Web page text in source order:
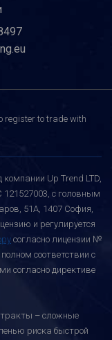
register to trade with
Up Trend LTD,
121527003, с головным
51A, 1407 София,
и регулируется
согласно лицензии №
соответствии с
согласно директиве
– сложные
риска быстрой